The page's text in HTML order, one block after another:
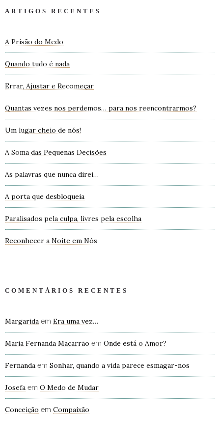
ARTIGOS RECENTES
A Prisão do Medo
Quando tudo é nada
Errar, Ajustar e Recomeçar
Quantas vezes nos perdemos… para nos reencontrarmos?
Um lugar cheio de nós!
A Soma das Pequenas Decisões
As palavras que nunca direi…
A porta que desbloqueia
Paralisados pela culpa, livres pela escolha
Reconhecer a Noite em Nós
COMENTÁRIOS RECENTES
Margarida em Era uma vez…
Maria Fernanda Macarrão em Onde está o Amor?
Fernanda em Sonhar, quando a vida parece esmagar-nos
Josefa em O Medo de Mudar
Conceição em Compaixão